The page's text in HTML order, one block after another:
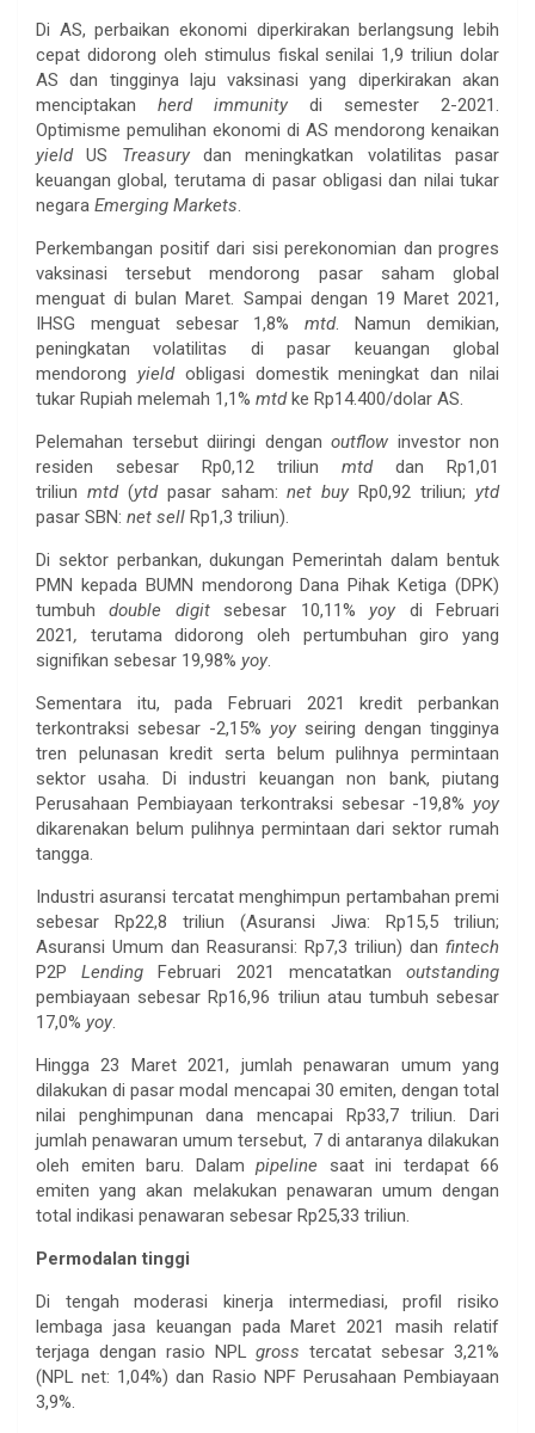
Di AS, perbaikan ekonomi diperkirakan berlangsung lebih
cepat didorong oleh stimulus fiskal senilai 1,9 triliun dolar
AS dan tingginya laju vaksinasi yang diperkirakan akan
menciptakan herd immunity di semester 2-2021.
Optimisme pemulihan ekonomi di AS mendorong kenaikan
yieldUS Treasurydan meningkatkan volatilitas pasar
keuangan global, terutama di pasar obligasi dan nilai tukar
negara Emerging Markets.
Perkembangan positif dari sisi perekonomian dan progres
vaksinasi tersebut mendorong pasar saham global
menguat di bulan Maret. Sampai dengan 19 Maret 2021,
IHSG menguat sebesar 1,8%mtd. Namun demikian,
peningkatan volatilitas di pasar keuangan global
mendorong yield obligasi domestik meningkat dan nilai
tukar Rupiah melemah 1,1% mtdke Rp14.400/dolar AS.
Pelemahan tersebut diiringi dengan outflow investor non
residen sebesar Rp0,12 triliun mtd dan Rp1,01
triliun mtd (ytdpasar saham:net buy Rp0,92 triliun; ytd
pasar SBN: net sell Rp1,3 triliun).
Di sektor perbankan, dukungan Pemerintah dalam bentuk
PMN kepada BUMN mendorong Dana Pihak Ketiga (DPK)
tumbuhdouble digit sebesar 10,11% yoy di Februari
2021, terutama didorong oleh pertumbuhan giro yang
signifikan sebesar 19,98% yoy.
Sementara itu, pada Februari 2021 kredit perbankan
terkontraksi sebesar -2,15% yoy seiring dengan tingginya
tren pelunasan kredit serta belum pulihnya permintaan
sektor usaha. Di industri keuangan non bank, piutang
Perusahaan Pembiayaan terkontraksi sebesar -19,8% yoy
dikarenakan belum pulihnya permintaan dari sektor rumah
tangga.
Industri asuransi tercatat menghimpun pertambahan premi
sebesar Rp22,8 triliun (Asuransi Jiwa: Rp15,5 triliun;
Asuransi Umum dan Reasuransi: Rp7,3 triliun) dan fintech
P2PLending Februari 2021 mencatatkanoutstanding
pembiayaan sebesar Rp16,96 triliun atau tumbuh sebesar
17,0% yoy.
Hingga 23 Maret 2021, jumlah penawaran umum yang
dilakukan di pasar modal mencapai 30 emiten, dengan total
nilai penghimpunan dana mencapai Rp33,7 triliun. Dari
jumlah penawaran umum tersebut, 7 di antaranya dilakukan
oleh emiten baru. Dalam pipeline saat ini terdapat 66
emiten yang akan melakukan penawaran umum dengan
total indikasi penawaran sebesar Rp25,33 triliun.
Permodalan tinggi
Di tengah moderasi kinerja intermediasi, profil risiko
lembaga jasa keuangan pada Maret 2021 masih relatif
terjaga dengan rasio NPLgross tercatat sebesar 3,21%
(NPL net: 1,04%) dan Rasio NPF Perusahaan Pembiayaan
3,9%.